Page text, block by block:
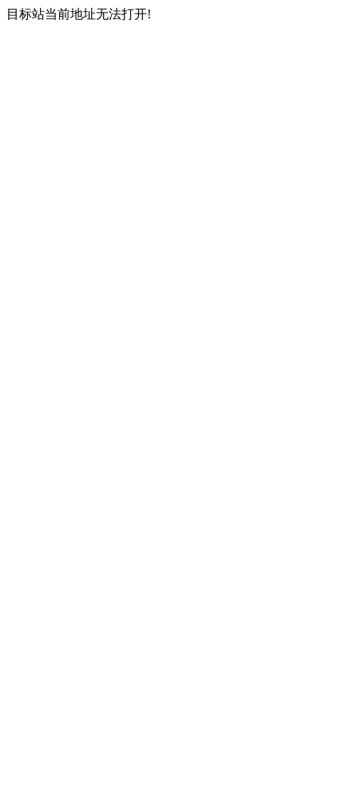
目标站当前地址无法打开!